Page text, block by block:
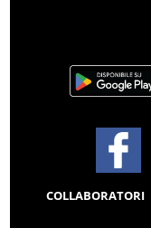
COLLABORATORI